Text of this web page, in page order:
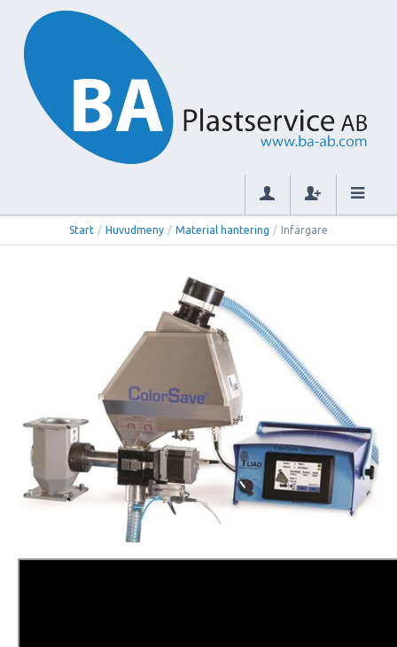
Start / Huvudmeny / Material hantering / Infärgare